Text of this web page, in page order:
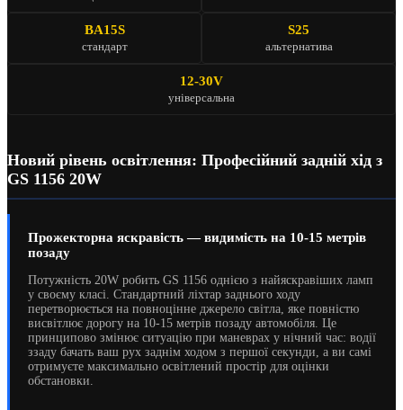
BA15S
стандарт
S25
альтернатива
12-30V
універсальна
Новий рівень освітлення: Професійний задній хід з
GS 1156 20W
Прожекторна яскравість — видимість на 10-15 метрів
позаду
Потужність 20W робить GS 1156 однією з найяскравіших ламп
у своєму класі. Стандартний ліхтар заднього ходу
перетворюється на повноцінне джерело світла, яке повністю
висвітлює дорогу на 10-15 метрів позаду автомобіля. Це
принципово змінює ситуацію при маневрах у нічний час: водії
ззаду бачать ваш рух заднім ходом з першої секунди, а ви самі
отримуєте максимально освітлений простір для оцінки
обстановки.